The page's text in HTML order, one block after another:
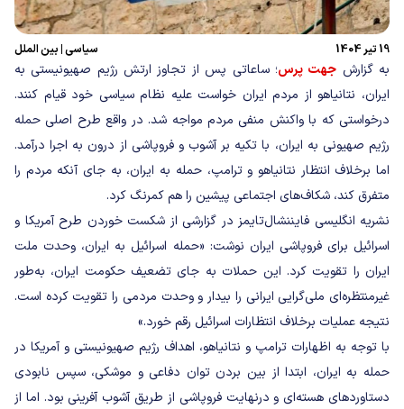
19 تیر 1404 سیاسی| بین الملل
به گزارش جهت پرس؛ ساعاتی پس از تجاوز ارتش رژیم صهیونیستی به
ایران، نتانیاهو از مردم ایران خواست علیه نظام سیاسی خود قیام کنند.
درخواستی که با واکنش منفی مردم مواجه شد. در واقع طرح اصلی حمله
رژیم صهیونی به ایران، با تکیه بر آشوب و فروپاشی از درون به اجرا درآمد.
اما برخلاف انتظار نتانیاهو و ترامپ، حمله به ایران، به جای آنکه مردم را
متفرق کند، شکاف‌های اجتماعی پیشین را هم کمرنگ‌ کرد.
نشریه انگلیسی فایننشال‌تایمز در گزارشی از شکست خوردن طرح آمریکا و
اسرائیل برای فروپاشی ایران نوشت: «حمله اسرائیل به ایران، وحدت ملت
ایران را تقویت کرد. این حملات به جای تضعیف حکومت ایران، به‌طور
غیرمنتظره‌ای ملی‌گرایی ایرانی را بیدار و وحدت مردمی را تقویت کرده است.
نتیجه عملیات برخلاف انتظارات اسرائیل رقم خورد.»
با توجه به اظهارات ترامپ و نتانیاهو، اهداف رژیم صهیونیستی و آمریکا در
حمله به ایران، ابتدا از بین بردن توان دفاعی و موشکی، سپس نابودی
دستاوردهای هسته‌ای و درنهایت فروپاشی از طریق آشوب آفرینی بود. اما از